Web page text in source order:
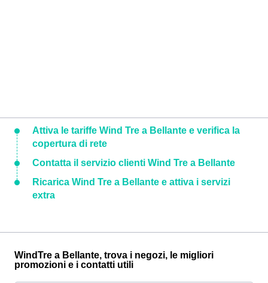
Attiva le tariffe Wind Tre a Bellante e verifica la
copertura di rete
Contatta il servizio clienti Wind Tre a Bellante
Ricarica Wind Tre a Bellante e attiva i servizi
extra
WindTre a Bellante, trova i negozi, le migliori
promozioni e i contatti utili